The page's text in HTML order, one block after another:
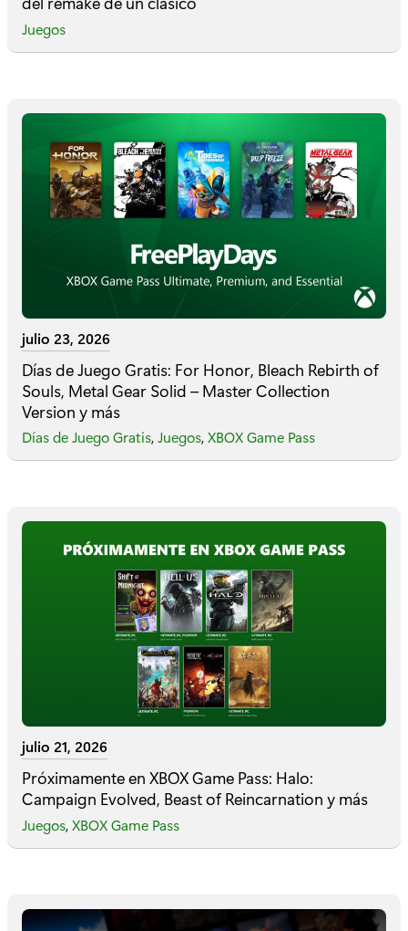
Juegos
julio 23, 2026
Días de Juego Gratis: For Honor, Bleach Rebirth of
Souls, Metal Gear Solid – Master Collection
Version y más
Días de Juego Gratis,Juegos,XBOX Game Pass
julio 21, 2026
Próximamente en XBOX Game Pass: Halo:
Campaign Evolved, Beast of Reincarnation y más
Juegos,XBOX Game Pass